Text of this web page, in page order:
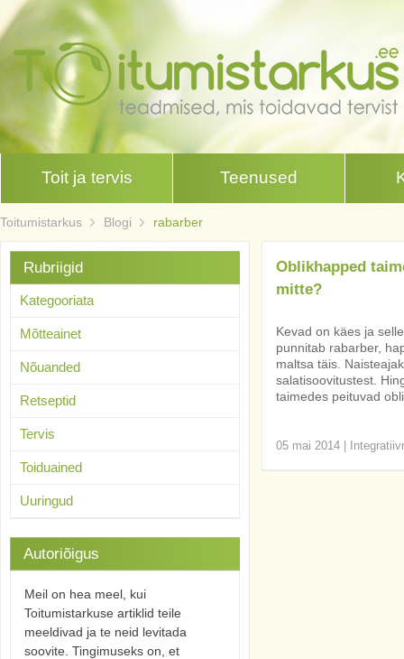
Toit ja tervis Teenused
Toitumistarkus Blogi rabarber
Oblikhapped
mitte?
Kevad on käes ja
punnitab rabarber,
maltsa täis.
salatisoovitustest.
taimedes peituvad
05 mai 2014
Rubriigid
Kategooriata
Mõtteainet
Nõuanded
Retseptid
Tervis
Toiduained
Uuringud
Autoriõigus
Meil on hea meel, kui
Toitumistarkuse artiklid teile
meeldivad ja te neid levitada
soovite. Tingimuseks on, et